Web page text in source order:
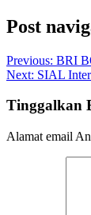
Post
Previous: BRI
Next: SIAL
Tinggalkan
Alamat email